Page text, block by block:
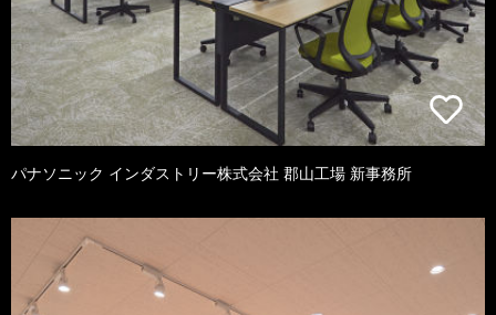
パナソニック インダストリー株式会社 郡山工場 新事務所